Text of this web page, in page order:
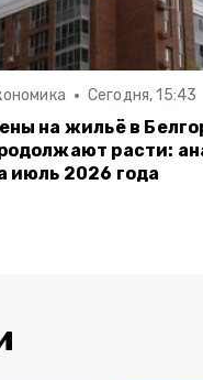
Сегодня, 15:43
на жильё в
расти:
июль 2026 года